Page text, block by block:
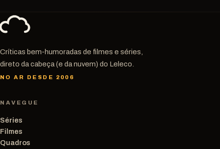
Críticas bem-humoradas de filmes e séries,
direto da cabeça (e da nuvem) do Leleco.
NO AR DESDE 2006
NAVEGUE
Séries
Filmes
Quadros